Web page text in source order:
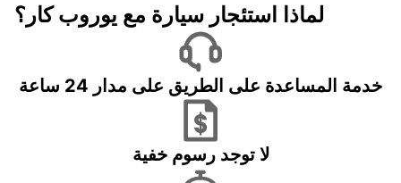
لماذا استئجار سيارة مع يوروب كار؟
خدمة المساعدة على الطريق على مدار 24 ساعة
لا توجد رسوم خفية